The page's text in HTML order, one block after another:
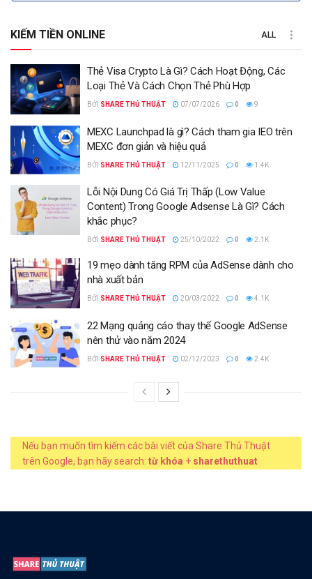
KIẾM TIỀN ONLINE ALL
Thẻ Visa Crypto Là Gì? Cách Hoạt Động, Các
Loại Thẻ Và Cách Chọn Thẻ Phù Hợp
BỞI SHARE THỦ THUẬT 07/07/2026 0 9
MEXC Launchpad là gì? Cách tham gia IEO trên
MEXC đơn giản và hiệu quả
BỞI SHARE THỦ THUẬT 12/11/2025 0 1.4K
Lỗi Nội Dung Có Giá Trị Thấp (Low Value
Content) Trong Google Adsense Là Gì? Cách
khắc phục?
BỞI SHARE THỦ THUẬT 25/10/2022 0 2.1K
19 mẹo dành tăng RPM của AdSense dành cho
nhà xuất bản
BỞI SHARE THỦ THUẬT 20/03/2022 0 4.1K
22 Mạng quảng cáo thay thế Google AdSense
nên thử vào năm 2024
BỞI SHARE THỦ THUẬT 02/12/2023 0 2.4K
Nếu bạn muốn tìm kiếm các bài viết của Share Thủ Thuật
trên Google, bạn hãy search: từ khóa + sharethuthuat